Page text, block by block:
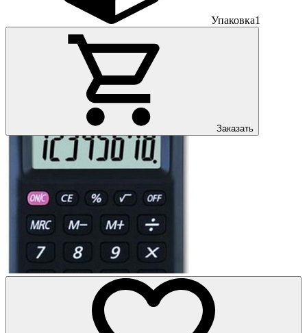
Упаковка1
Заказать